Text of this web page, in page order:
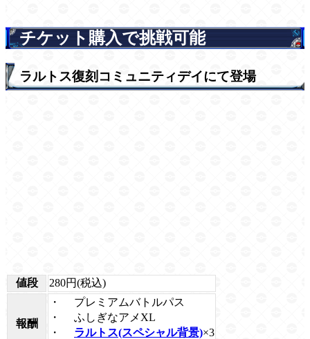
チケット購入で挑戦可能
ラルトス復刻コミュニティデイにて登場
値段 280円(税込)
報酬
・
プレミアムバトルパス
・
ふしぎなアメXL
・
ラルトス(スペシャル背景)×3